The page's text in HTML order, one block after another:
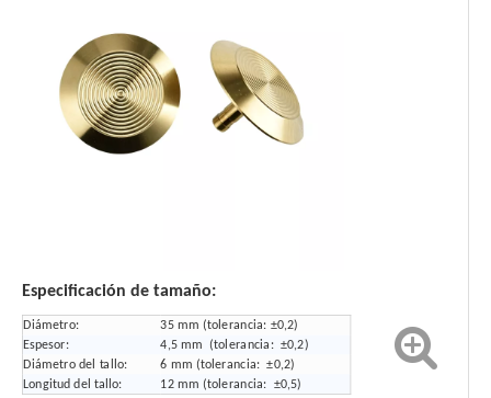
Especificación de tamaño:
Diámetro:
35 mm (tolerancia: ±0,2)
Espesor:
4,5 mm (tolerancia: ±0,2)
Diámetro del tallo:
6 mm (tolerancia: ±0,2)
Longitud del tallo:
12 mm (tolerancia: ±0,5)